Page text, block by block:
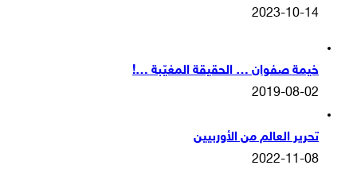
2023-10-14
خيمة صفوان … الحقيقة المغيّبة …!
2019-08-02
تحرير العالم من الأوربيين
2022-11-08